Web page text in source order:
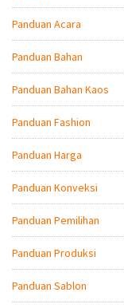
Panduan Acara
Panduan Bahan
Panduan Bahan Kaos
Panduan Fashion
Panduan Harga
Panduan Konveksi
Panduan Pemilihan
Panduan Produksi
Panduan Sablon